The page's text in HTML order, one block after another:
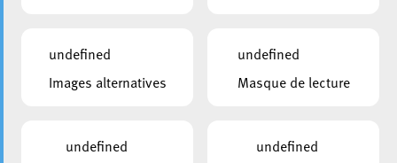
undefined
Images alternatives
undefined
Masque de lecture
undefined
undefined